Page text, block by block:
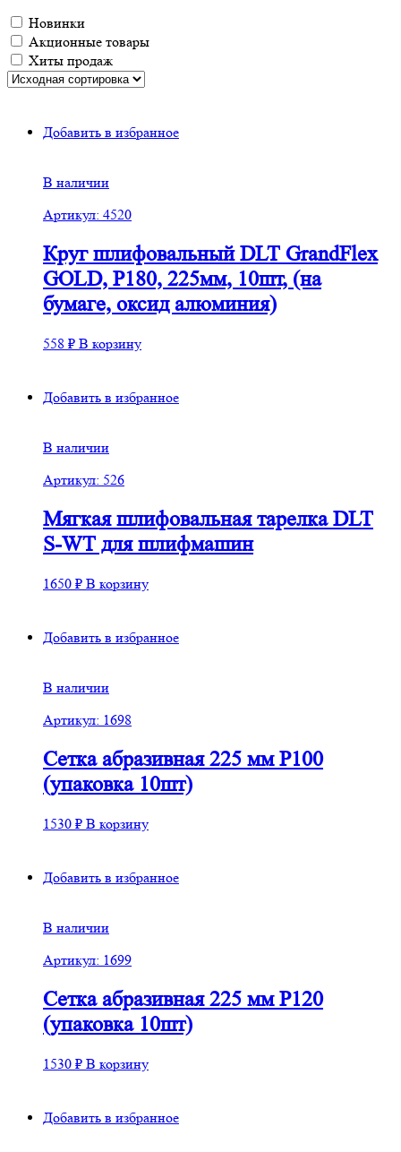
Новинки
Акционные товары
Хиты продаж
Добавить в избранное
В наличии
Артикул: 4520
Круг шлифовальный DLT GrandFlex
GOLD, P180, 225мм, 10шт, (на
бумаге, оксид алюминия)
558 ₽ В корзину
Добавить в избранное
В наличии
Артикул: 526
Мягкая шлифовальная тарелка DLT
S-WT для шлифмашин
1650 ₽ В корзину
Добавить в избранное
В наличии
Артикул: 1698
Сетка абразивная 225 мм Р100
(упаковка 10шт)
1530 ₽ В корзину
Добавить в избранное
В наличии
Артикул: 1699
Сетка абразивная 225 мм Р120
(упаковка 10шт)
1530 ₽ В корзину
Добавить в избранное